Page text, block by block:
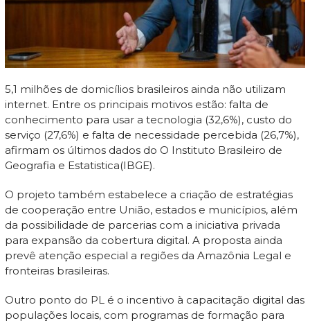
5,1 milhões de domicílios brasileiros ainda não utilizam
internet. Entre os principais motivos estão: falta de
conhecimento para usar a tecnologia (32,6%), custo do
serviço (27,6%) e falta de necessidade percebida (26,7%),
afirmam os últimos dados do O Instituto Brasileiro de
Geografia e Estatistica(IBGE).
O projeto também estabelece a criação de estratégias
de cooperação entre União, estados e municípios, além
da possibilidade de parcerias com a iniciativa privada
para expansão da cobertura digital. A proposta ainda
prevê atenção especial a regiões da Amazônia Legal e
fronteiras brasileiras.
Outro ponto do PL é o incentivo à capacitação digital das
populações locais, com programas de formação para